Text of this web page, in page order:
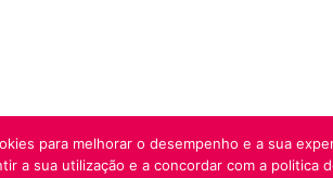
para melhorar o desempenho e a sua
a sua utilização e a concordar com a politica